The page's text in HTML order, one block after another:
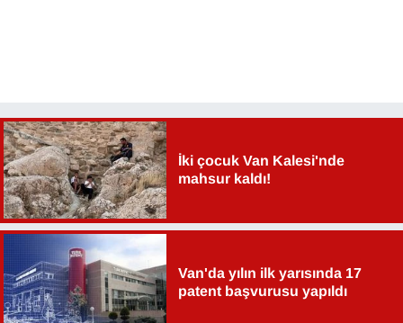
İki çocuk Van Kalesi'nde
mahsur kaldı!
Van'da yılın ilk yarısında 17
patent başvurusu yapıldı